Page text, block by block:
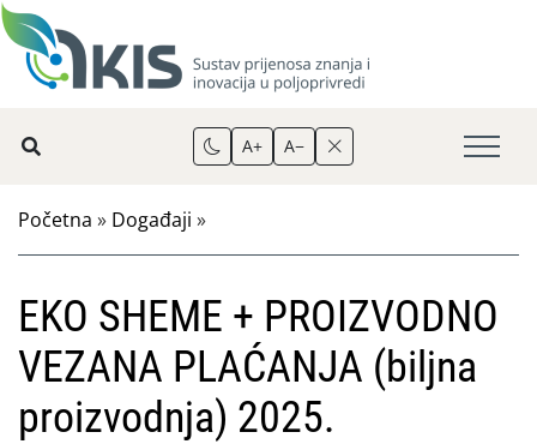
A+ A−
Početna » Događaji »
EKO SHEME + PROIZVODNO
VEZANA PLAĆANJA (biljna
proizvodnja) 2025.